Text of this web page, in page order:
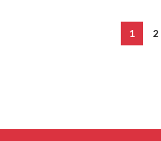
1 2